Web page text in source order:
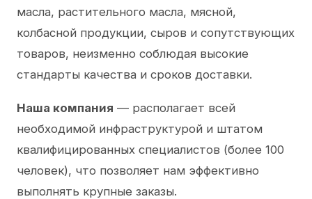
масла, растительного масла, мясной,
колбасной продукции, сыров и сопутствующих
товаров, неизменно соблюдая высокие
стандарты качества и сроков доставки.
Наша компания — располагает всей
необходимой инфраструктурой и штатом
квалифицированных специалистов (более 100
человек), что позволяет нам эффективно
выполнять крупные заказы.